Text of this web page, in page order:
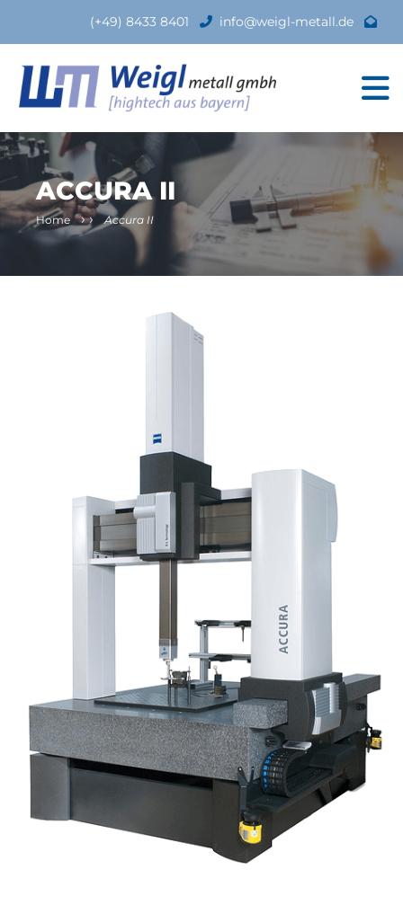
(+49) 8433 8401 info@weigl-metall.de
ACCURA II
Home ›› Accura II